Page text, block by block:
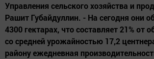
Управления сельского хозяйства и
Рашит Губайдуллин. - На сегодня они
4300 гектарах, что составляет 21% от
со средней урожайностью 17,2
району ежедневная